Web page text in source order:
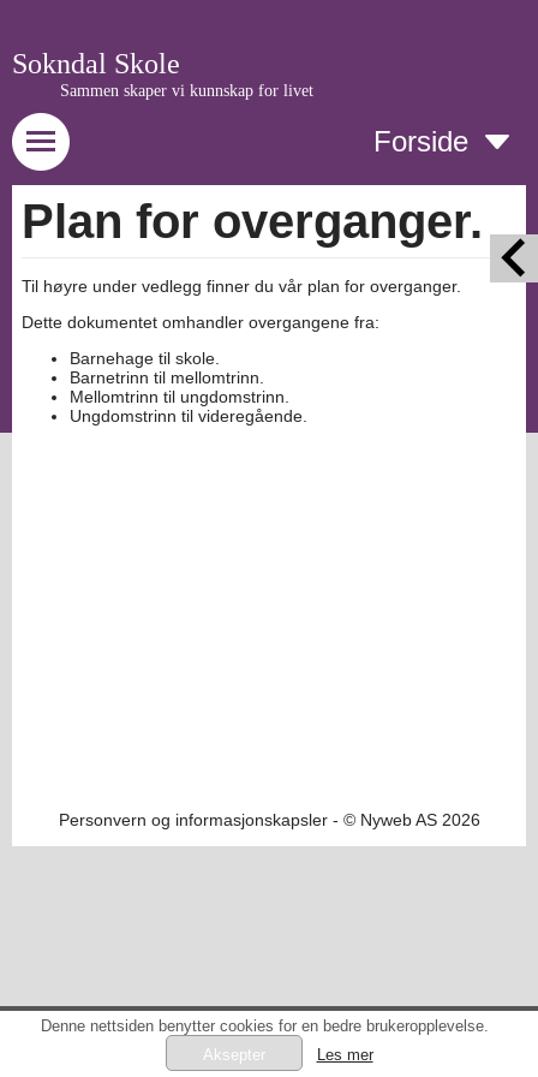
Sokndal Skole
Sammen skaper vi kunnskap for livet
Forside
Plan for overganger.
Til høyre under vedlegg finner du vår plan for overganger.
Dette dokumentet omhandler overgangene fra:
Barnehage til skole.
Barnetrinn til mellomtrinn.
Mellomtrinn til ungdomstrinn.
Ungdomstrinn til videregående.
Personvern og informasjonskapsler- © Nyweb AS 2026
Denne nettsiden benytter cookies for en bedre brukeropplevelse.
Les mer